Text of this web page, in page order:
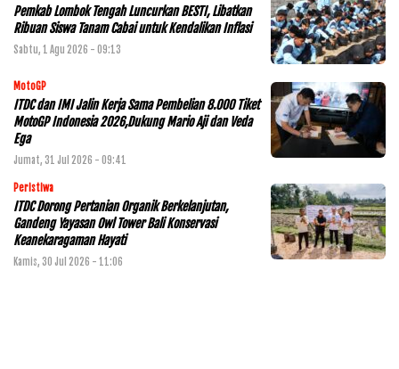
Pemkab Lombok Tengah Luncurkan BESTI, Libatkan
Ribuan Siswa Tanam Cabai untuk Kendalikan Inflasi
Sabtu, 1 Agu 2026 - 09:13
MotoGP
ITDC dan IMI Jalin Kerja Sama Pembelian 8.000 Tiket
MotoGP Indonesia 2026,Dukung Mario Aji dan Veda
Ega
Jumat, 31 Jul 2026 - 09:41
Peristiwa
ITDC Dorong Pertanian Organik Berkelanjutan,
Gandeng Yayasan Owl Tower Bali Konservasi
Keanekaragaman Hayati
Kamis, 30 Jul 2026 - 11:06